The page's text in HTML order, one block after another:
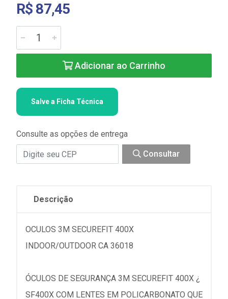
R$ 87,45
Adicionar ao Carrinho
Salve a Ficha Técnica
Consulte as opções de entrega
Consultar
Descrição
OCULOS 3M SECUREFIT 400X
INDOOR/OUTDOOR CA 36018
ÓCULOS DE SEGURANÇA 3M SECUREFIT 400X ¿
SF400X COM LENTES EM POLICARBONATO QUE